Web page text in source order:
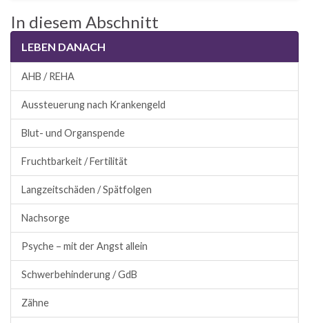
In diesem Abschnitt
LEBEN DANACH
AHB / REHA
Aussteuerung nach Krankengeld
Blut- und Organspende
Fruchtbarkeit / Fertilität
Langzeitschäden / Spätfolgen
Nachsorge
Psyche – mit der Angst allein
Schwerbehinderung / GdB
Zähne